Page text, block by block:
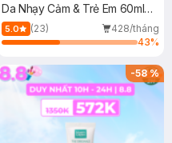
Da Nhạy Cảm & Trẻ Em 60ml
(Mới)
5.0 (23)
428/tháng
43%
-58%